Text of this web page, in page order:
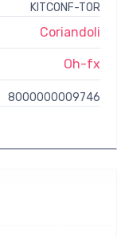
KITCONF-TOR
Coriandoli
Oh-fx
8000000009746